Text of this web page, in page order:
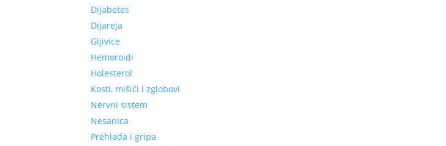
Dijabetes
Dijareja
Gljivice
Hemoroidi
Holesterol
Kosti, mišići i zglobovi
Nervni sistem
Nesanica
Prehlada i gripa